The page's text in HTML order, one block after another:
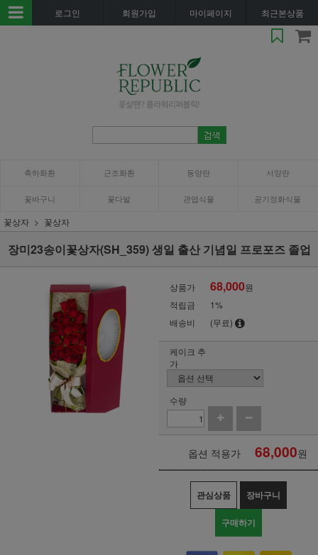
로그인 회원가입 마이페이지 최근본상품
축하화환 근조화환 동양란 서양란
꽃바구니 꽃다발 관엽식물 공기정화식물
꽃상자 꽃상자
장미23송이꽃상자(SH_359) 생일 출산 기념일 프로포즈 졸업
상품가 68,000원
적립금
1%
배송비
(무료)
케이크 추
가
수량
옵션 적용가 68,000원
관심상품 장바구니
구매하기